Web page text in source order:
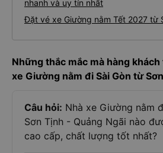
nhanh và uy tín nhất
Đặt vé xe Giường nằm Tết 2027 từ
Những thắc mắc mà hàng
xe Giường nằm đi Sài Gòn từ
Câu hỏi: Nhà xe Giường nằm
Sơn Tịnh - Quảng Ngãi nào
cao cấp, chất lượng tốt nhất?